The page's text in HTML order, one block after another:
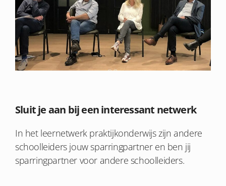
Sluit je aan bij een interessant netwerk
In het leernetwerk praktijkonderwijs zijn andere
schoolleiders jouw sparringpartner en ben jij
sparringpartner voor andere schoolleiders.